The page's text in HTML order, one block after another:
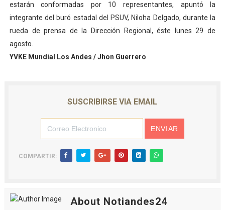
estarán conformadas por 10 representantes, apuntó la
integrante del buró estadal del PSUV, Niloha Delgado, durante la
rueda de prensa de la Dirección Regional, éste lunes 29 de
agosto.
YVKE Mundial Los Andes / Jhon Guerrero
SUSCRIBIRSE VIA EMAIL
COMPARTIR:
About Notiandes24